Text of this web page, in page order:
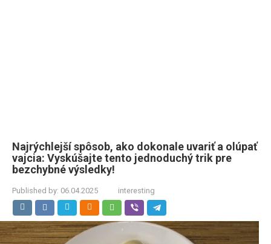
Najrýchlejší spôsob, ako dokonale uvariť a olúpať
vajcia: Vyskúšajte tento jednoduchý trik pre
bezchybné výsledky!
Published by: 06.04.2025 interesting